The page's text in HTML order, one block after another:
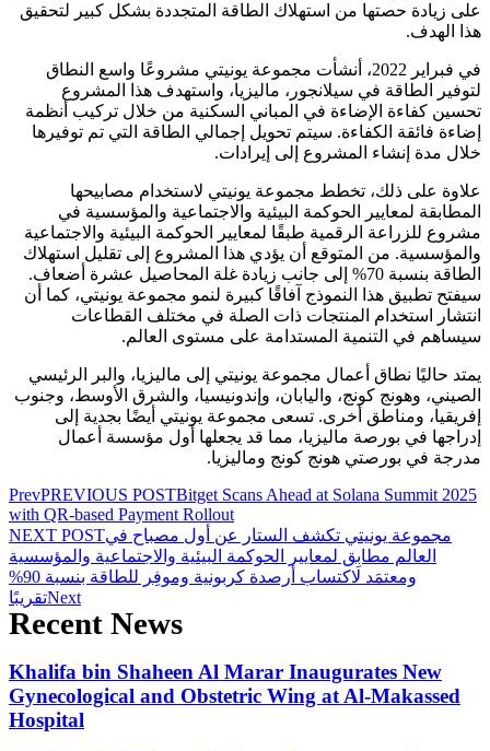
على زيادة حصتها من استهلاك الطاقة المتجددة بشكل كبير لتحقيق
هذا الهدف.
في فبراير 2022، أنشأت مجموعة يونيتي مشروعًا واسع النطاق
لتوفير الطاقة في سيلانجور، ماليزيا، واستهدف هذا المشروع
تحسين كفاءة الإضاءة في المباني السكنية من خلال تركيب أنظمة
إضاءة فائقة الكفاءة. سيتم تحويل إجمالي الطاقة التي تم توفيرها
خلال مدة إنشاء المشروع إلى إيرادات.
علاوة على ذلك، تخطط مجموعة يونيتي لاستخدام مصابيحها
المطابقة لمعايير الحوكمة البيئية والاجتماعية والمؤسسية في
مشروع للزراعة الرقمية طبقًا لمعايير الحوكمة البيئية والاجتماعية
والمؤسسية. من المتوقع أن يؤدي هذا المشروع إلى تقليل استهلاك
الطاقة بنسبة 70% إلى جانب زيادة غلة المحاصيل عشرة أضعاف.
سيفتح تطبيق هذا النموذج آفاقًا كبيرة لنمو مجموعة يونيتي، كما أن
انتشار استخدام المنتجات ذات الصلة في مختلف القطاعات
سيساهم في التنمية المستدامة على مستوى العالم.
يمتد حاليًا نطاق أعمال مجموعة يونيتي إلى ماليزيا، والبر الرئيسي
الصيني، وهونج كونج، واليابان، وإندونيسيا، والشرق الأوسط، وجنوب
إفريقيا، ومناطق أخرى. تسعى مجموعة يونيتي أيضًا بجدية إلى
إدراجها في بورصة ماليزيا، مما قد يجعلها أول مؤسسة أعمال
مدرجة في بورصتي هونج كونج وماليزيا.
PrevPREVIOUS POSTBitget Scans Ahead at Solana Summit 2025
with QR-based Payment Rollout
NEXT POSTمجموعة يونيتي تكشف الستار عن أول مصباح في
العالم مطابِق لمعايير الحوكمة البيئية والاجتماعية والمؤسسية
ومعتمَد لاكتساب أرصدة كربونية وموفِر للطاقة بنسبة 90%
تقريبًاNext
Recent News
Khalifa bin Shaheen Al Marar Inaugurates New
Gynecological and Obstetric Wing at Al-Makassed
Hospital